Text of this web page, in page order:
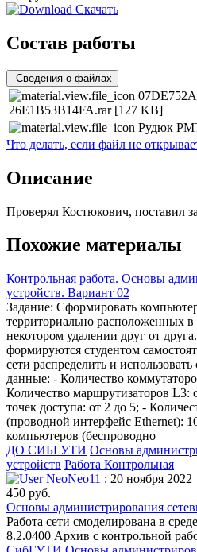
Скачать
Состав работы
Сведения о файлах
26E1B53B14FA.rar [127 KB]
Рудюк
Что делать, если файл не
Описание
Проверял Костюкович, поставил
Похожие материалы
Контрольная работа. Основы
устройств. Вариант 02
Задание: Сформировать
территориально расположенных
некотором удалении друг от
формируются студентом
сети распределить и
данные: - Количество
Количество маршрутизаторов L3:
точек доступа: от 2 до 5; -
(проводной интерфейс Ethernet):
компьютеров (беспроводно
ДО СИБГУТИ Основы
устройств Работа Контрольная
NeoNeo11 : 20 ноября 2022
450 руб.
Основы администрирования
Работа сети смоделирована в
8.2.0400 Архив с контрольной